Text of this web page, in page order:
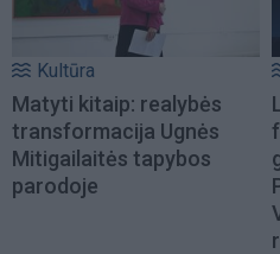
Kultūra
Matyti kitaip: realybės
transformacija Ugnės
Mitigailaitės tapybos
parodoje